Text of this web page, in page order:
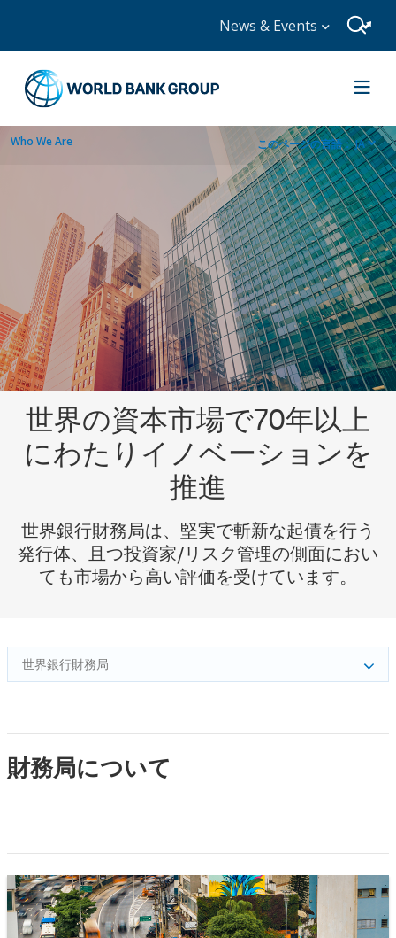
News & Events
Who We Are このページの言語：JA dropdown
世界の資本市場で70年以上
にわたりイノベーションを
推進
世界銀行財務局は、堅実で斬新な起債を行う
発行体、且つ投資家/リスク管理の側面におい
ても市場から高い評価を受けています。
世界銀行財務局
財務局について